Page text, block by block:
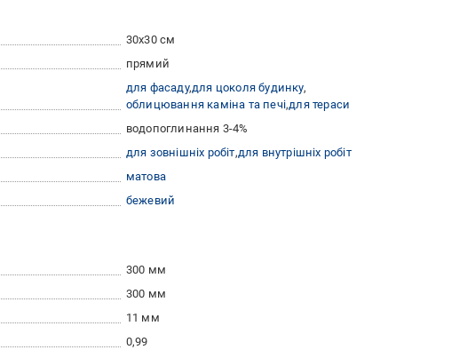
30x30 см
прямий
для фасаду для цоколя будинку
облицювання каміна та печі для тераси
водопоглинання 3-4%
для зовнішніх робіт для внутрішніх робіт
матова
бежевий
300 мм
300 мм
11 мм
0,99